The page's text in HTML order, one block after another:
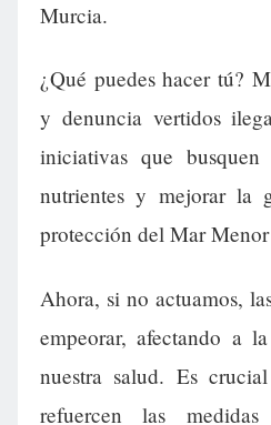
Murcia.
¿Qué puedes hacer tú?
y denuncia vertidos
iniciativas que
nutrientes y mejorar la
protección del Mar
Ahora, si no actuamos,
empeorar, afectando a
nuestra salud. Es
refuercen las